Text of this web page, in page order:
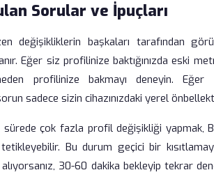
Sorular ve İpuçları
değişikliklerin başkaları tarafından
Eğer siz profilinize baktığınızda eski
profilinize bakmayı deneyin.
sadece sizin cihazınızdaki yerel
sürede çok fazla profil değişikliği yapmak,
tetikleyebilir. Bu durum geçici bir
30-60 dakika bekleyip tekrar